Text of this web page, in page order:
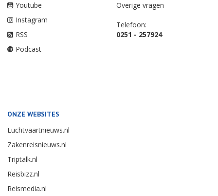
Youtube
Instagram
RSS
Podcast
Overige vragen
Telefoon:
0251 - 257924
ONZE WEBSITES
Luchtvaartnieuws.nl
Zakenreisnieuws.nl
Triptalk.nl
Reisbizz.nl
Reismedia.nl